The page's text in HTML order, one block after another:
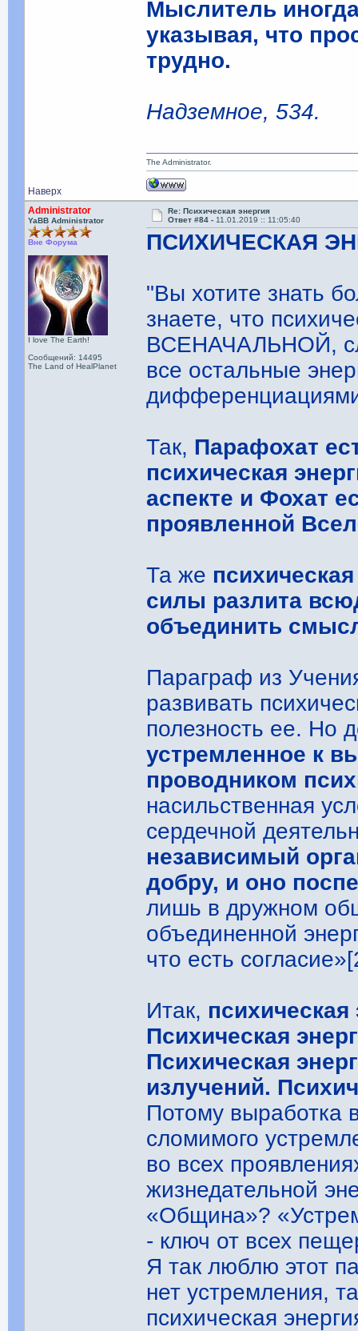
Мыслитель
указывая, что
трудно.
Надземное, 534.
Наверх
The Administrator.
Administrator
YaBB Administrator
Вне Форума
I love The Earth!
Сообщений: 14495
The Land of HealPlanet
Re: Психическая энергия
Ответ #84 - 11.01.2019 :: 11:05:40
ПСИХИЧЕСКАЯ
"Вы хотите знать
знаете, что
ВСЕНАЧАЛЬНОЙ,
все остальные
Так, Парафохат
психическая
аспекте и Фохат
проявленной
Та же
силы разлита
объединить
Параграф из
развивать
полезность ее. Но
устремленное к
проводником
насильственная
сердечной
независимый
добру, и оно
лишь в дружном
объединенной
что есть
Итак,
Психическая
Психическая
излучений.
Потому выработка
сломимого
во всех
жизнедательной
«Община»?
- ключ от всех
Я так люблю этот
нет устремления,
психическая